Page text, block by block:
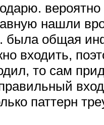
нашли
была общая
входить,
то сам
паттерн